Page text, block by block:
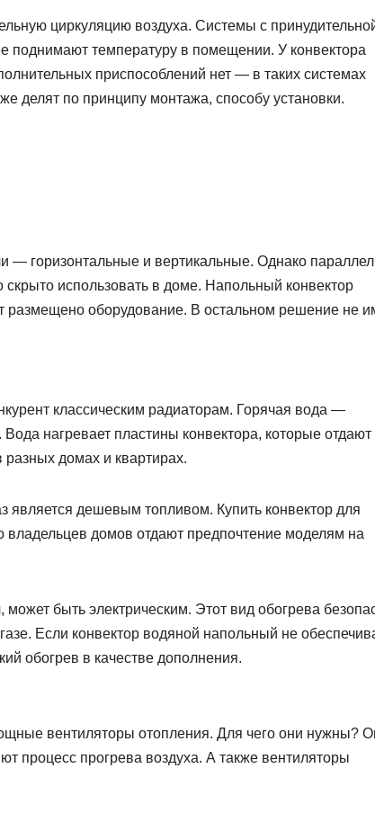
циркуляцию воздуха. Системы с
поднимают температуру в помещении. У конвектора
приспособлений нет — в таких системах
делят по принципу монтажа, способу установки.
— горизонтальные и вертикальные. Однако
использовать в доме. Напольный конвектор
размещено оборудование. В остальном решение не
классическим радиаторам. Горячая вода —
нагревает пластины конвектора, которые отдают
домах и квартирах.
является дешевым топливом. Купить конвектор для
домов отдают предпочтение моделям на
быть электрическим. Этот вид обогрева
Если конвектор водяной напольный не
обогрев в качестве дополнения.
вентиляторы отопления. Для чего они нужны?
процесс прогрева воздуха. А также вентиляторы